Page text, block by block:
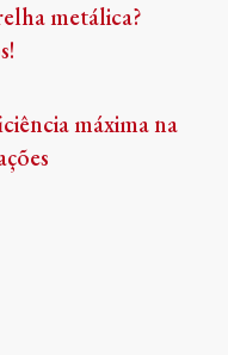
metálica?
máxima na